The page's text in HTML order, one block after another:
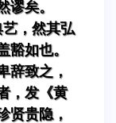
谬矣。
，然其弘
豁如也。
辞致之，
，发《黄
贤贵隐，